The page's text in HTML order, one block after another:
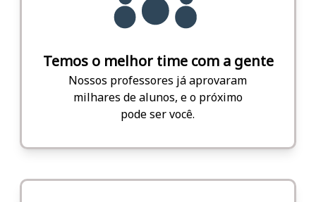
Temos o melhor time com a gente
Nossos professores já aprovaram
milhares de alunos, e o próximo
pode ser você.